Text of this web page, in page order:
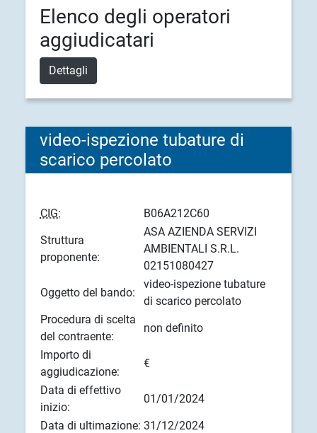
Elenco degli operatori
aggiudicatari
Dettagli
video-ispezione tubature di
scarico percolato
CIG:
B06A212C60
Struttura
proponente:
ASA AZIENDA SERVIZI
AMBIENTALI S.R.L.
02151080427
Oggetto del bando:
video-ispezione tubature
di scarico percolato
Procedura di scelta
del contraente:
non definito
Importo di
aggiudicazione:
€
Data di effettivo
inizio:
01/01/2024
Data di ultimazione: 31/12/2024